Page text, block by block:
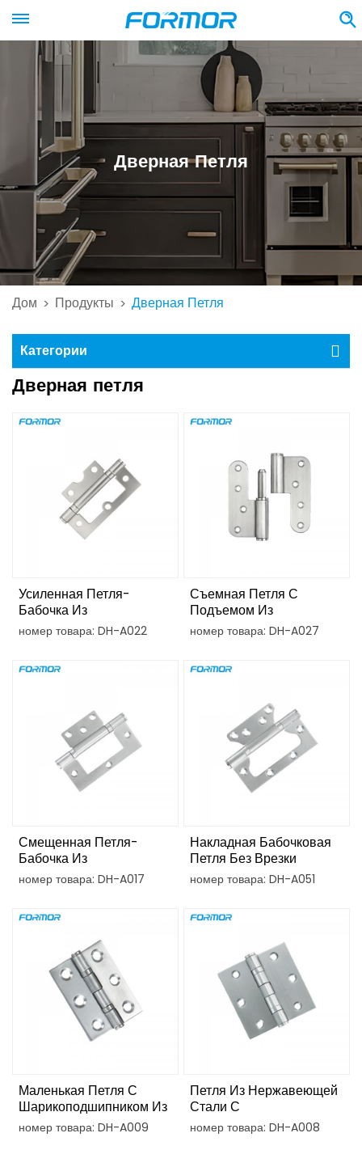
Дверная Петля
Дом > Продукты > Дверная Петля
Категории
Дверная петля
Усиленная Петля-
Бабочка Из
Нержавеющей Стали
номер товара: DH-A022
Съемная Петля С
Подъемом Из
Нержавеющей Стали
номер товара: DH-A027
Смещенная Петля-
Бабочка Из
Нержавеющей Стали С
Шарикоподшипником
номер товара: DH-A017
Накладная Бабочковая
Петля Без Врезки
номер товара: DH-A051
Маленькая Петля С
Шарикоподшипником Из
Нержавеющей Стали
номер товара: DH-A009
Петля Из Нержавеющей
Стали С
Шарикоподшипником И
Плавным Ходом
номер товара: DH-A008